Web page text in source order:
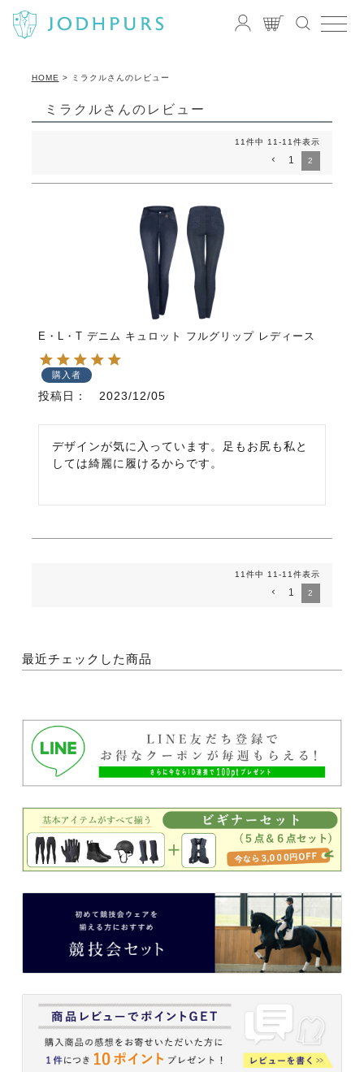
HOME ミラクルさんのレビュー
ミラクルさんのレビュー
11件中 11-11件表示
1 2
E・L・T デニム キュロット フルグリップ レディース
購入者
投稿日 2023/12/05
デザインが気に入っています。足もお尻も私と
しては綺麗に履けるからです。
11件中 11-11件表示
1 2
最近チェックした商品